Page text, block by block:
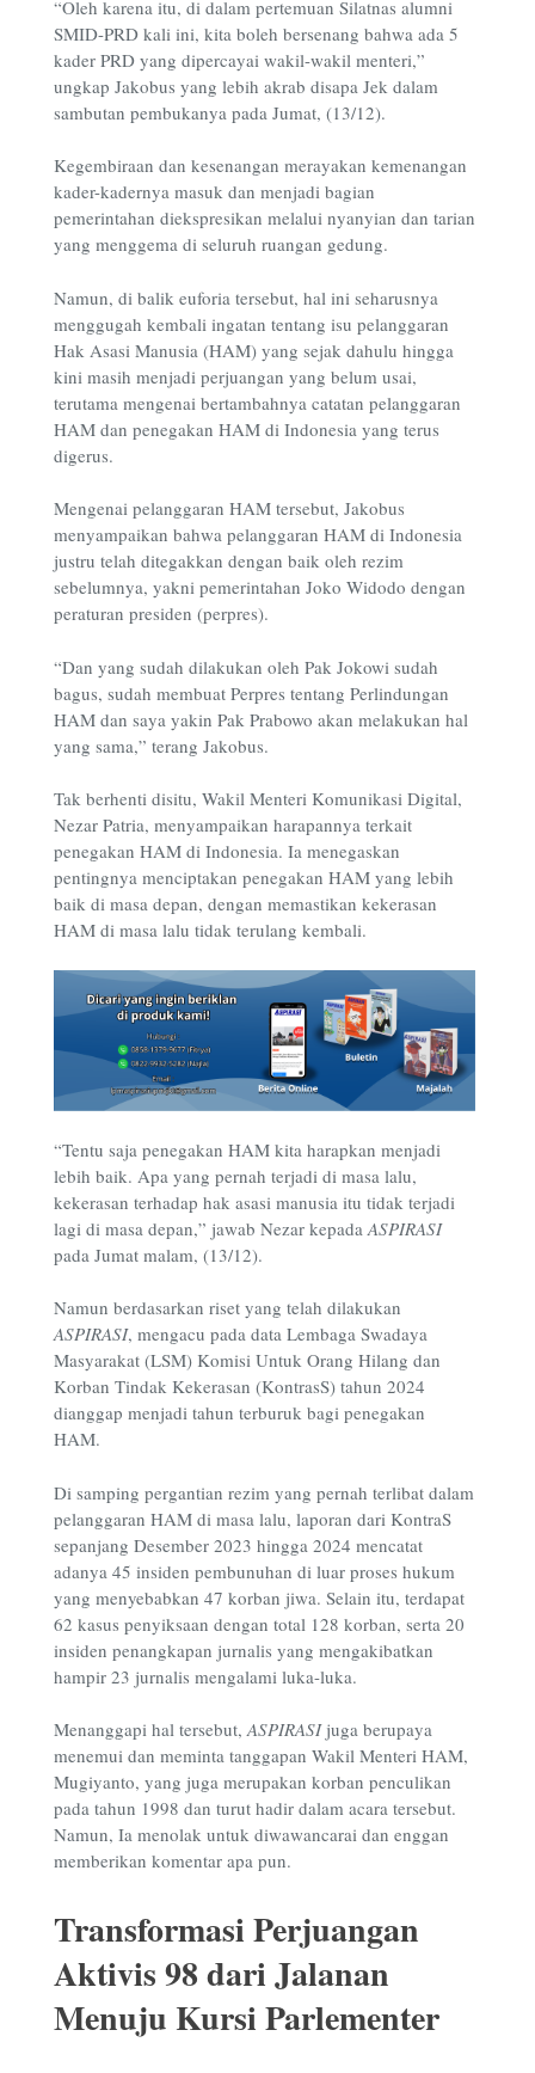
“Oleh karena itu, di dalam pertemuan Silatnas alumni
SMID-PRD kali ini, kita boleh bersenang bahwa ada 5
kader PRD yang dipercayai wakil-wakil menteri,”
ungkap Jakobus yang lebih akrab disapa Jek dalam
sambutan pembukanya pada Jumat, (13/12).
Kegembiraan dan kesenangan merayakan kemenangan
kader-kadernya masuk dan menjadi bagian
pemerintahan diekspresikan melalui nyanyian dan tarian
yang menggema di seluruh ruangan gedung.
Namun, di balik euforia tersebut, hal ini seharusnya
menggugah kembali ingatan tentang isu pelanggaran
Hak Asasi Manusia (HAM) yang sejak dahulu hingga
kini masih menjadi perjuangan yang belum usai,
terutama mengenai bertambahnya catatan pelanggaran
HAM dan penegakan HAM di Indonesia yang terus
digerus.
Mengenai pelanggaran HAM tersebut, Jakobus
menyampaikan bahwa pelanggaran HAM di Indonesia
justru telah ditegakkan dengan baik oleh rezim
sebelumnya, yakni pemerintahan Joko Widodo dengan
peraturan presiden (perpres).
“Dan yang sudah dilakukan oleh Pak Jokowi sudah
bagus, sudah membuat Perpres tentang Perlindungan
HAM dan saya yakin Pak Prabowo akan melakukan hal
yang sama,” terang Jakobus.
Tak berhenti disitu, Wakil Menteri Komunikasi Digital,
Nezar Patria, menyampaikan harapannya terkait
penegakan HAM di Indonesia. Ia menegaskan
pentingnya menciptakan penegakan HAM yang lebih
baik di masa depan, dengan memastikan kekerasan
HAM di masa lalu tidak terulang kembali.
“Tentu saja penegakan HAM kita harapkan menjadi
lebih baik. Apa yang pernah terjadi di masa lalu,
kekerasan terhadap hak asasi manusia itu tidak terjadi
lagi di masa depan,” jawab Nezar kepada ASPIRASI
pada Jumat malam, (13/12).
Namun berdasarkan riset yang telah dilakukan
ASPIRASI, mengacu pada data Lembaga Swadaya
Masyarakat (LSM) Komisi Untuk Orang Hilang dan
Korban Tindak Kekerasan (KontrasS) tahun 2024
dianggap menjadi tahun terburuk bagi penegakan
HAM.
Di samping pergantian rezim yang pernah terlibat dalam
pelanggaran HAM di masa lalu, laporan dari KontraS
sepanjang Desember 2023 hingga 2024 mencatat
adanya 45 insiden pembunuhan di luar proses hukum
yang menyebabkan 47 korban jiwa. Selain itu, terdapat
62 kasus penyiksaan dengan total 128 korban, serta 20
insiden penangkapan jurnalis yang mengakibatkan
hampir 23 jurnalis mengalami luka-luka.
Menanggapi hal tersebut,ASPIRASI juga berupaya
menemui dan meminta tanggapan Wakil Menteri HAM,
Mugiyanto, yang juga merupakan korban penculikan
pada tahun 1998 dan turut hadir dalam acara tersebut.
Namun, Ia menolak untuk diwawancarai dan enggan
memberikan komentar apa pun.
Transformasi Perjuangan
Aktivis 98 dari Jalanan
Menuju Kursi Parlementer